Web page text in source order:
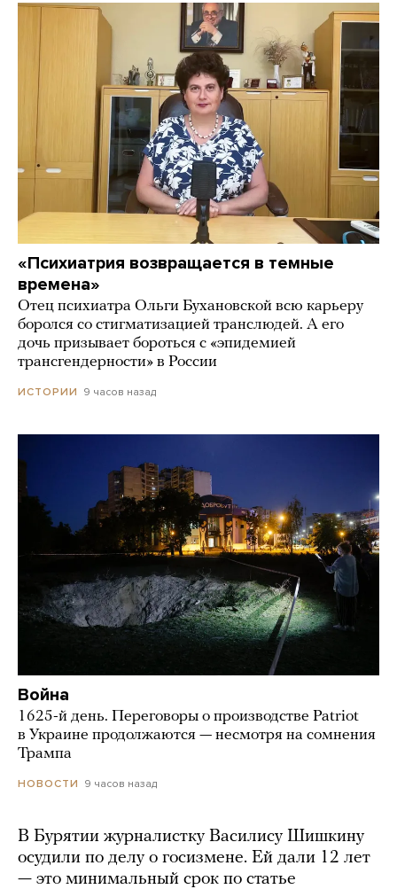
«Психиатрия возвращается в темные
времена»
Отец психиатра Ольги Бухановской всю карьеру
боролся со стигматизацией транслюдей. А его
дочь призывает бороться с «эпидемией
трансгендерности» в России
ИСТОРИИ 9 часов назад
Война
1625-й день. Переговоры о производстве Patriot
в Украине продолжаются — несмотря на сомнения
Трампа
НОВОСТИ 9 часов назад
В Бурятии журналистку Василису Шишкину
осудили по делу о госизмене. Ей дали 12 лет
— это минимальный срок по статье